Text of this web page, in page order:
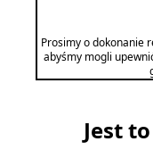
Prosimy o dokonanie
abyśmy mogli
Jest